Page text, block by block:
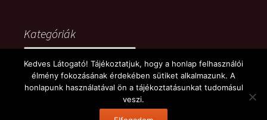
Kategóriák
Kategóriák
Kedves Látogató! Tájékoztatjuk, hogy a honlap felhasználói
élmény fokozásának érdekében sütiket alkalmazunk. A
honlapunk használatával ön a tájékoztatásunkat tudomásul
veszi.